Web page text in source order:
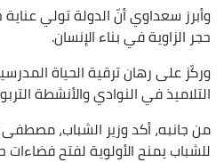
وأبرز سعداوي أنّ الدولة تولي عناية
حجر الزاوية في بناء الإنسان.
وركّز على رهان ترقية الحياة
التلاميذ في النوادي والأنشطة
من جانبه، أكد وزير الشباب، مصطفى
للشباب يمنح الأولوية لفتح فضاءات